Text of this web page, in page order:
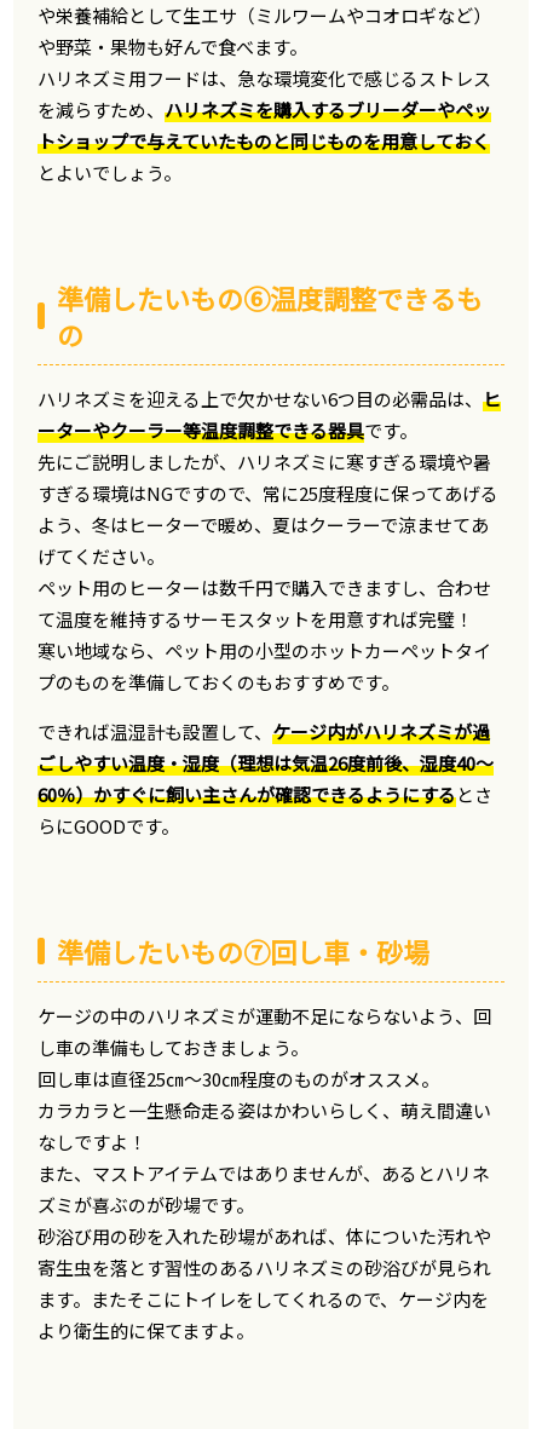
や栄養補給として生エサ（ミルワームやコオロギなど）
や野菜・果物も好んで食べます。
ハリネズミ用フードは、急な環境変化で感じるストレス
を減らすため、ハリネズミを購入するブリーダーやペッ
トショップで与えていたものと同じものを用意しておく
とよいでしょう。
準備したいもの⑥温度調整できるも
の
ハリネズミを迎える上で欠かせない6つ目の必需品は、ヒ
ーターやクーラー等温度調整できる器具です。
先にご説明しましたが、ハリネズミに寒すぎる環境や暑
すぎる環境はNGですので、常に25度程度に保ってあげる
よう、冬はヒーターで暖め、夏はクーラーで涼ませてあ
げてください。
ペット用のヒーターは数千円で購入できますし、合わせ
て温度を維持するサーモスタットを用意すれば完璧！
寒い地域なら、ペット用の小型のホットカーペットタイ
プのものを準備しておくのもおすすめです。
できれば温湿計も設置して、ケージ内がハリネズミが過
ごしやすい温度・湿度（理想は気温26度前後、湿度40～
60％）かすぐに飼い主さんが確認できるようにするとさ
らにGOODです。
準備したいもの⑦回し車・砂場
ケージの中のハリネズミが運動不足にならないよう、回
し車の準備もしておきましょう。
回し車は直径25㎝～30㎝程度のものがオススメ。
カラカラと一生懸命走る姿はかわいらしく、萌え間違い
なしですよ！
また、マストアイテムではありませんが、あるとハリネ
ズミが喜ぶのが砂場です。
砂浴び用の砂を入れた砂場があれば、体についた汚れや
寄生虫を落とす習性のあるハリネズミの砂浴びが見られ
ます。またそこにトイレをしてくれるので、ケージ内を
より衛生的に保てますよ。